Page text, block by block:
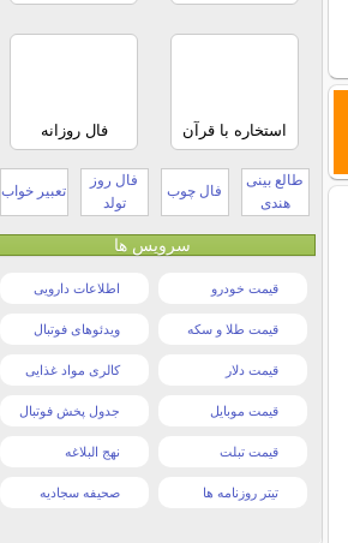
استخاره با قرآن فال روزانه
طالع بینی
هندی
فال چوب
فال روز
تولد
تعبیر خواب
سرویس ها
قیمت خودرو اطلاعات دارویی
قیمت طلا و سکه ویدئوهای فوتبال
قیمت دلار کالری مواد غذایی
قیمت موبایل جدول پخش فوتبال
قیمت تبلت نهج البلاغه
تیتر روزنامه ها صحیفه سجادیه